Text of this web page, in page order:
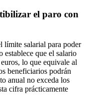
el paro con
límite salarial para poder
que el salario
lo que equivale al
beneficiarios podrán
anual no exceda los
cifra prácticamente